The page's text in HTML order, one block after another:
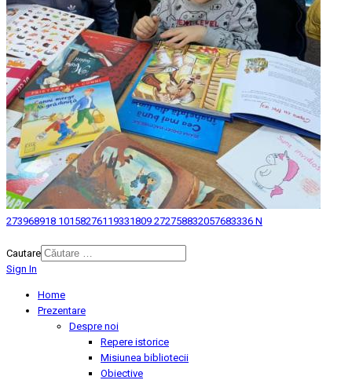
273968918 10158276119331809 272758832057683336 N
Cautare
Sign In
Home
Prezentare
Despre noi
Repere istorice
Misiunea bibliotecii
Obiective